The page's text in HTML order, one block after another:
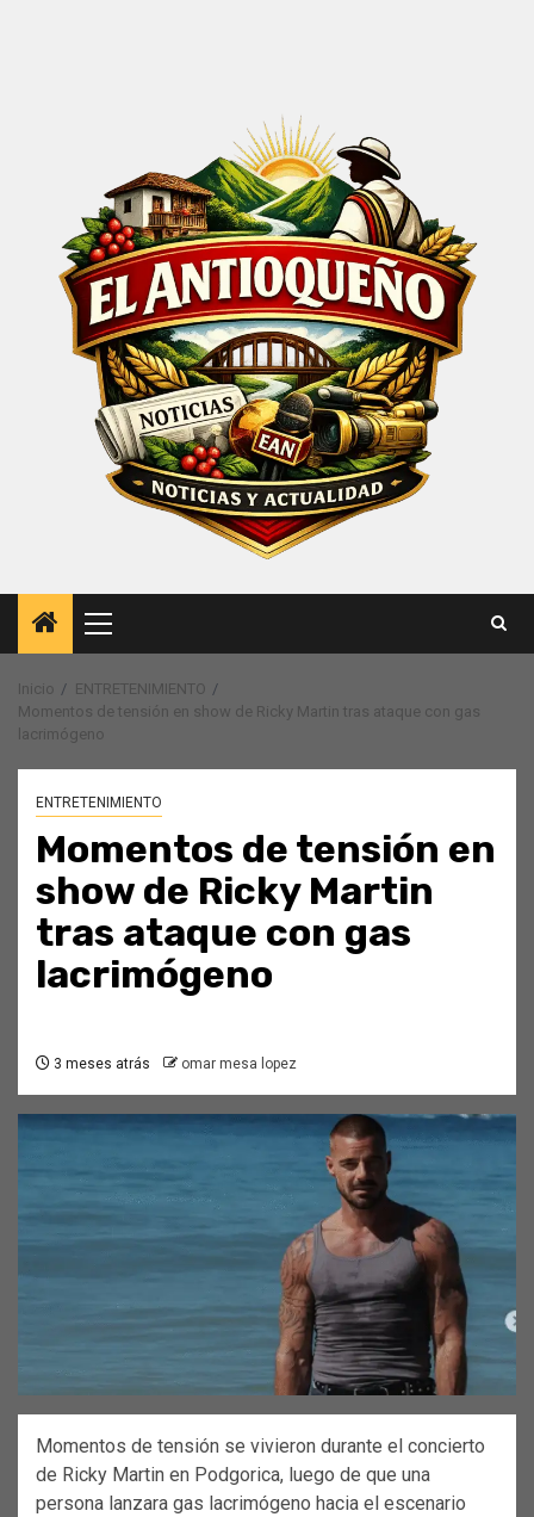
Menú
principal
Inicio
ENTRETENIMIENTO
Momentos de tensión en show de Ricky Martin tras ataque con gas
lacrimógeno
ENTRETENIMIENTO
Momentos de tensión en
show de Ricky Martin
tras ataque con gas
lacrimógeno
3 meses atrás omar mesa lopez
Momentos de tensión se vivieron durante el concierto
de Ricky Martin en Podgorica, luego de que una
persona lanzara gas lacrimógeno hacia el escenario